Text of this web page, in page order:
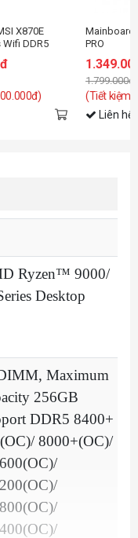
X870E
Wifi DDR5
Mainboard
PRO
1.799.000đ
(Tiết kiệm:
Liên hệ
Ryzen™ 9000/
Desktop
Maximum
256GB
DDR5 8400+
8000+(OC)/